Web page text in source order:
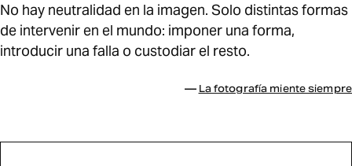
No hay neutralidad en la imagen. Solo distintas formas
de intervenir en el mundo: imponer una forma,
introducir una falla o custodiar el resto.
Relacionado:
— La fotografía miente siempre